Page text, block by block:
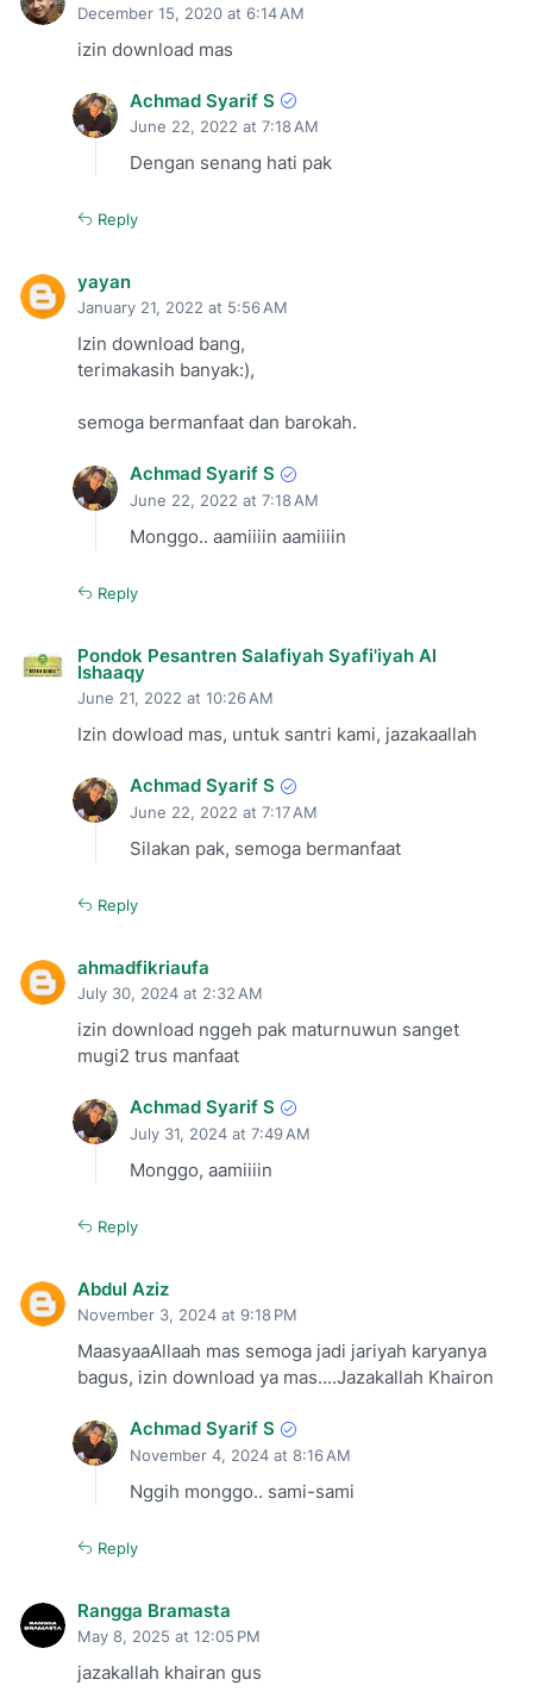
December 15, 2020 at 6:14 AM
izin download mas
Achmad Syarif S
June 22, 2022 at 7:18 AM
Dengan senang hati pak
Reply
yayan
January 21, 2022 at 5:56 AM
Izin download bang,
terimakasih banyak:),
semoga bermanfaat dan barokah.
Achmad Syarif S
June 22, 2022 at 7:18 AM
Monggo.. aamiiiin aamiiiin
Reply
Pondok Pesantren Salafiyah Syafi'iyah Al
Ishaaqy
June 21, 2022 at 10:26 AM
Izin dowload mas, untuk santri kami, jazakaallah
Achmad Syarif S
June 22, 2022 at 7:17 AM
Silakan pak, semoga bermanfaat
Reply
ahmadfikriaufa
July 30, 2024 at 2:32 AM
izin download nggeh pak maturnuwun sanget
mugi2 trus manfaat
Achmad Syarif S
July 31, 2024 at 7:49 AM
Monggo, aamiiiin
Reply
Abdul Aziz
November 3, 2024 at 9:18 PM
MaasyaaAllaah mas semoga jadi jariyah karyanya
bagus, izin download ya mas....Jazakallah Khairon
Achmad Syarif S
November 4, 2024 at 8:16 AM
Nggih monggo.. sami-sami
Reply
Rangga Bramasta
May 8, 2025 at 12:05 PM
jazakallah khairan gus